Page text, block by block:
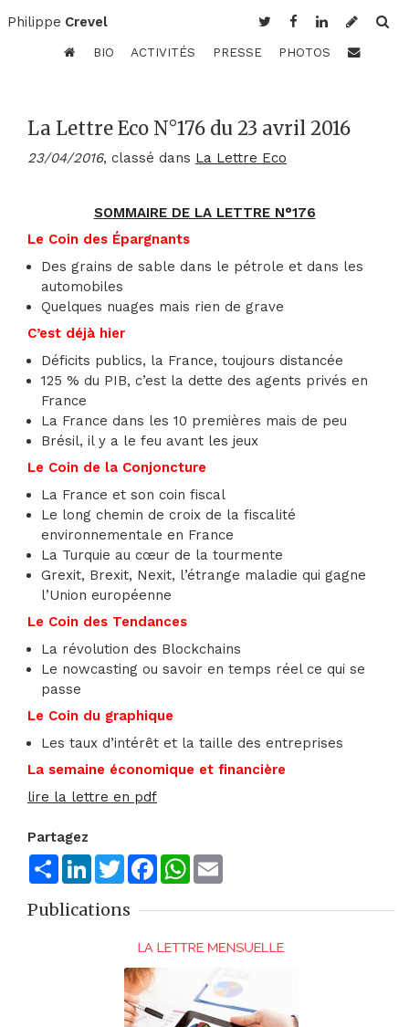
Philippe Crevel
BIO ACTIVITÉS PRESSE PHOTOS
La Lettre Eco N°176 du 23 avril 2016
23/04/2016, classé dans La Lettre Eco
SOMMAIRE DE LA LETTRE N°176
Le Coin des Épargnants
Des grains de sable dans le pétrole et dans les
automobiles
Quelques nuages mais rien de grave
C’est déjà hier
Déficits publics, la France, toujours distancée
125 % du PIB, c’est la dette des agents privés en
France
La France dans les 10 premières mais de peu
Brésil, il y a le feu avant les jeux
Le Coin de la Conjoncture
La France et son coin fiscal
Le long chemin de croix de la fiscalité
environnementale en France
La Turquie au cœur de la tourmente
Grexit, Brexit, Nexit, l’étrange maladie qui gagne
l’Union européenne
Le Coin des Tendances
La révolution des Blockchains
Le nowcasting ou savoir en temps réel ce qui se
passe
Le Coin du graphique
Les taux d’intérêt et la taille des entreprises
La semaine économique et financière
lire la lettre en pdf
Partagez
ShareLinkedInTwitterFacebookWhatsApp
Publications